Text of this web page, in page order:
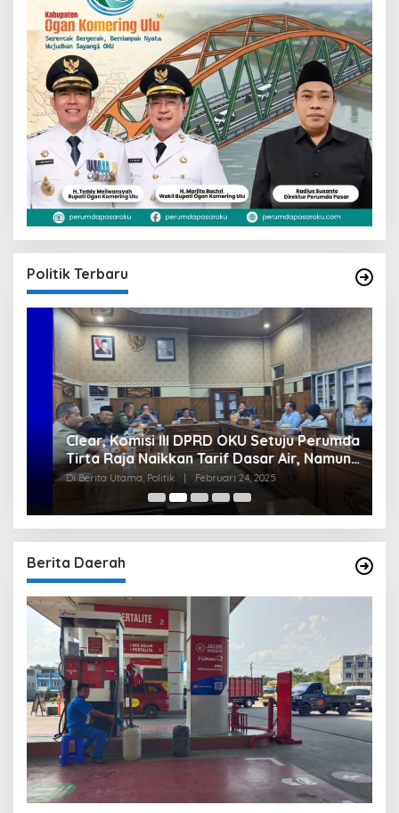
Politik Terbaru
Clear, Komisi III DPRD OKU Setuju Perumda
Tirta Raja Naikkan Tarif Dasar Air, Namun
Bersyarat
Di Berita Utama, Politik | Februari 24, 2025
Berita Daerah